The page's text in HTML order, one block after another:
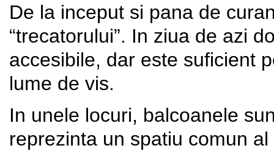
De la inceput si pana de
“trecatorului”. In ziua de azi
accesibile, dar este suficient
lume de vis.
In unele locuri, balcoanele
reprezinta un spatiu comun